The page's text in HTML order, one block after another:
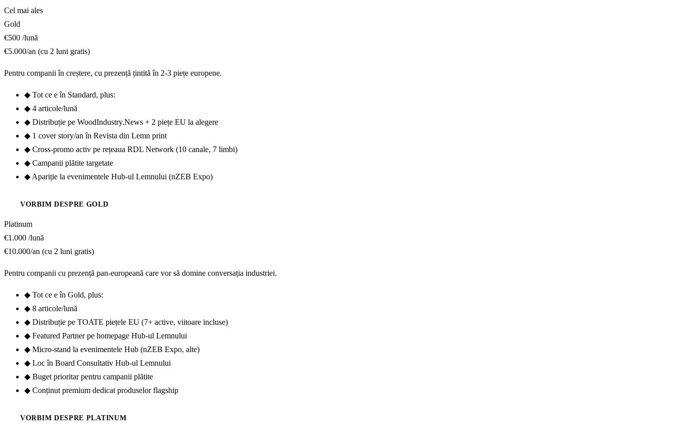
Cel mai ales
Gold
€500 /lună
€5.000/an (cu 2 luni gratis)
Pentru companii în creștere, cu prezență țintită în 2-3 piețe europene.
◆ Tot ce e în Standard, plus:
◆ 4 articole/lună
◆ Distribuție pe WoodIndustry.News + 2 piețe EU la alegere
◆ 1 cover story/an în Revista din Lemn print
◆ Cross-promo activ pe rețeaua RDL Network (10 canale, 7 limbi)
◆ Campanii plătite targetate
◆ Apariție la evenimentele Hub-ul Lemnului (nZEB Expo)
VORBIM DESPRE GOLD
Platinum
€1.000 /lună
€10.000/an (cu 2 luni gratis)
Pentru companii cu prezență pan-europeană care vor să domine conversația industriei.
◆ Tot ce e în Gold, plus:
◆ 8 articole/lună
◆ Distribuție pe TOATE piețele EU (7+ active, viitoare incluse)
◆ Featured Partner pe homepage Hub-ul Lemnului
◆ Micro-stand la evenimentele Hub (nZEB Expo, alte)
◆ Loc în Board Consultativ Hub-ul Lemnului
◆ Buget prioritar pentru campanii plătite
◆ Conținut premium dedicat produselor flagship
VORBIM DESPRE PLATINUM